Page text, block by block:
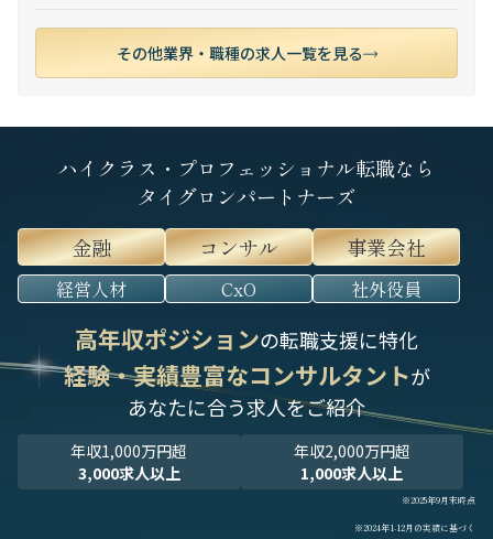
その他業界・職種の求人一覧を見る
ハイクラス・プロフェッショナル転職なら
タイグロンパートナーズ
金融
コンサル 事業会社
経営人材 CxO 社外役員
高年収ポジションの転職支援に特化
経験・実績豊富なコンサルタントが
あなたに合う求人をご紹介
年収1,000万円超
3,000求人以上
年収2,000万円超
1,000求人以上
※2025年9月末時点
※2024年1-12月の実績に基づく